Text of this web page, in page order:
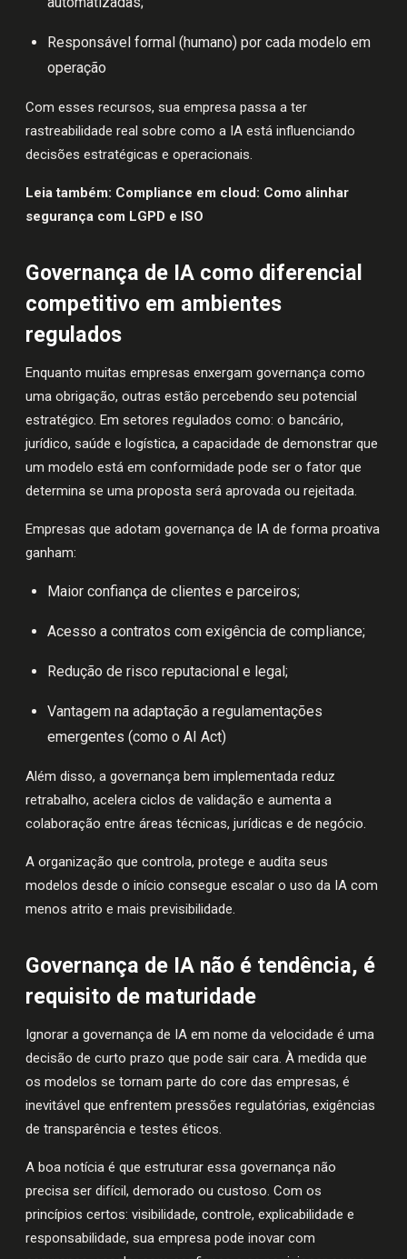
Responsável formal (humano) por cada modelo em
operação
Com esses recursos, sua empresa passa a ter
rastreabilidade real sobre como a IA está influenciando
decisões estratégicas e operacionais.
Leia também: Compliance em cloud: Como alinhar
segurança com LGPD e ISO
Governança de IA como diferencial
competitivo em ambientes
regulados
Enquanto muitas empresas enxergam governança como
uma obrigação, outras estão percebendo seu potencial
estratégico. Em setores regulados como: o bancário,
jurídico, saúde e logística, a capacidade de demonstrar que
um modelo está em conformidade pode ser o fator que
determina se uma proposta será aprovada ou rejeitada.
Empresas que adotam governança de IA de forma proativa
ganham:
Maior confiança de clientes e parceiros;
Acesso a contratos com exigência de compliance;
Redução de risco reputacional e legal;
Vantagem na adaptação a regulamentações
emergentes (como o AI Act)
Além disso, a governança bem implementada reduz
retrabalho, acelera ciclos de validação e aumenta a
colaboração entre áreas técnicas, jurídicas e de negócio.
A organização que controla, protege e audita seus
modelos desde o início consegue escalar o uso da IA com
menos atrito e mais previsibilidade.
Governança de IA não é tendência, é
requisito de maturidade
Ignorar a governança de IA em nome da velocidade é uma
decisão de curto prazo que pode sair cara. À medida que
os modelos se tornam parte do core das empresas, é
inevitável que enfrentem pressões regulatórias, exigências
de transparência e testes éticos.
A boa notícia é que estruturar essa governança não
precisa ser difícil, demorado ou custoso. Com os
princípios certos: visibilidade, controle, explicabilidade e
responsabilidade, sua empresa pode inovar com